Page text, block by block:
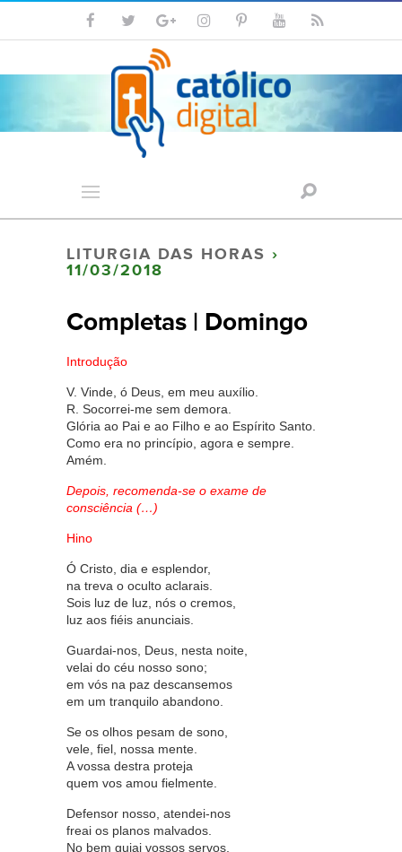
LITURGIA DAS HORAS ›
11/03/2018
Completas | Domingo
Introdução
V. Vinde, ó Deus, em meu auxílio.
R. Socorrei-me sem demora.
Glória ao Pai e ao Filho e ao Espírito Santo.
Como era no princípio, agora e sempre.
Amém.
Depois, recomenda-se o exame de
consciência (…)
Hino
Ó Cristo, dia e esplendor,
na treva o oculto aclarais.
Sois luz de luz, nós o cremos,
luz aos fiéis anunciais.
Guardai-nos, Deus, nesta noite,
velai do céu nosso sono;
em vós na paz descansemos
em um tranquilo abandono.
Se os olhos pesam de sono,
vele, fiel, nossa mente.
A vossa destra proteja
quem vos amou fielmente.
Defensor nosso, atendei-nos
freai os planos malvados.
No bem guiai vossos servos,